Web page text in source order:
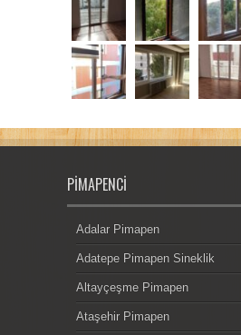
PIMAPENCI
Adalar Pimapen
Adatepe Pimapen Sineklik
Altayçeşme Pimapen
Ataşehir Pimapen